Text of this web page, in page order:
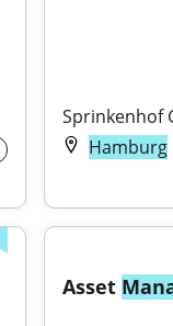
Sprinkenhof
Hamburg
Asset